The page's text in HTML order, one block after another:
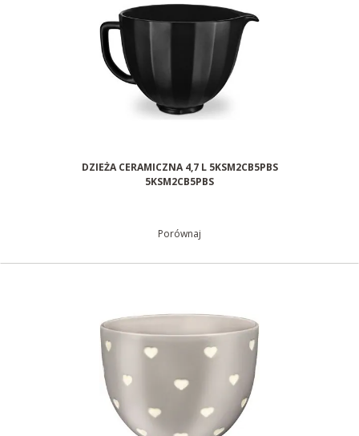
DZIEŻA CERAMICZNA 4,7 L 5KSM2CB5PBS
5KSM2CB5PBS
Porównaj